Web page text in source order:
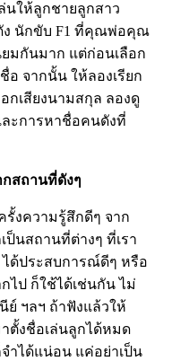
นให้ลูกชายลูกสาว
ง นักขับ F1 ที่คุณพ่อคุณ
มกันมาก แต่ก่อนเลือก
อ จากนั้น ให้ลองเรียก
กเสียงนามสกุล ลองดู
ะการหาชื่อคนดังที่
กสถานที่ดังๆ
งความรู้สึกดีๆ จาก
ป็นสถานที่ต่างๆ ที่เรา
ด้ประสบการณ์ดีๆ หรือ
ไป ก็ใช้ได้เช่นกัน ไม่
ย์ ฯลฯ ถ้าฟังแล้วให้
ตั้งชื่อเล่นลูกได้หมด
จำได้แน่อน แค่อย่าเป็น